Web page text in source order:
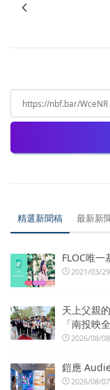
精選新聞稿 最新新
FLOC唯
2021/03/29
天上父親
「南投映
2026/08/08
鎧應
2026/08/07